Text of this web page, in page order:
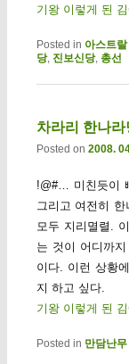
기왕 이렇게 된
Posted in 아스트랄
당, 진보신당, 총선
차라리 한나
Posted on 2008.
!@#… 미친듯이
그리고 여전히
모두 지리멸렬.
는 것이 어디까
이다. 이런 상황
지 하고 싶다.
기왕 이렇게 된
Posted in 만담난무